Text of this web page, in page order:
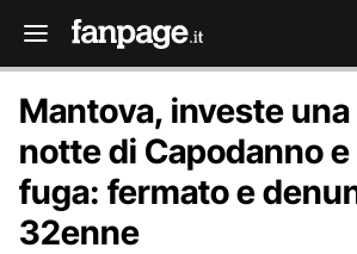
Mantova, investe
notte di Capodanno e
fuga: fermato e
32enne